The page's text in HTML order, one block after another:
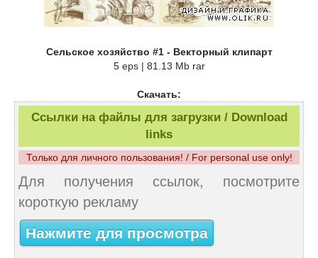
Сельское хозяйство #1 - Векторный клипарт
5 eps | 81.13 Mb rar
Скачать:
Ссылки на файлы для загрузки / Download
links
Только для личного пользования! / For personal use only!
Для получения ссылок, посмотрите
короткую рекламу
Нажмите для просмотра